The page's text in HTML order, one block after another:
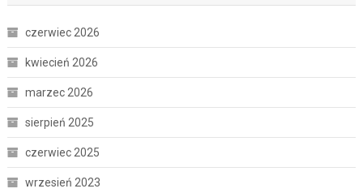
czerwiec 2026
kwiecień 2026
marzec 2026
sierpień 2025
czerwiec 2025
wrzesień 2023